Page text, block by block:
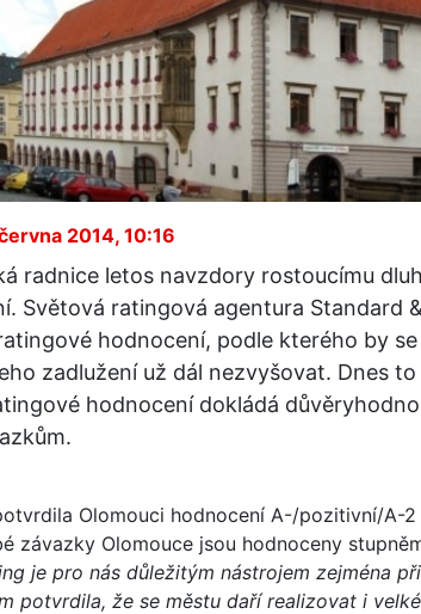
2014, 10:16
radnice letos navzdory rostoucímu
Světová ratingová agentura Standard
hodnocení, podle kterého by
zadlužení už dál nezvyšovat. Dnes
hodnocení dokládá
Olomouci hodnocení A-/pozitivní/A-
závazky Olomouce jsou hodnoceny
je pro nás důležitým nástrojem zejména
potvrdila, že se městu daří realizovat i